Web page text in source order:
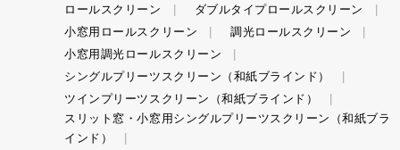
ロールスクリーン
ダブルタイプロールスクリーン
小窓用ロールスクリーン
調光ロールスクリーン
小窓用調光ロールスクリーン
シングルプリーツスクリーン（和紙ブラインド）
ツインプリーツスクリーン（和紙ブラインド）
スリット窓・小窓用シングルプリーツスクリーン（和紙ブラ
インド）